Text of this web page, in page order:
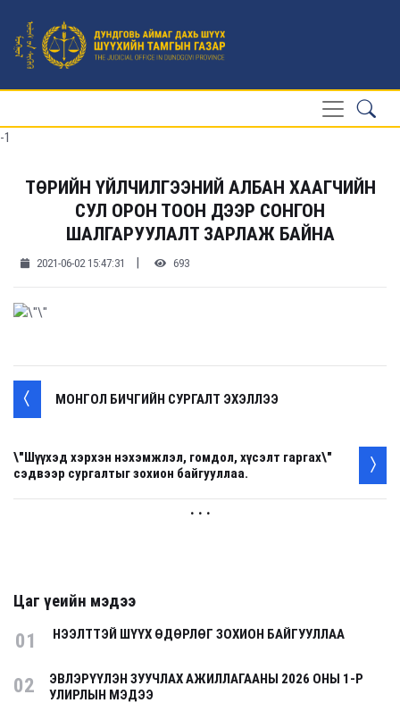
-1
ТӨРИЙН ҮЙЛЧИЛГЭЭНИЙ АЛБАН ХААГЧИЙН
СУЛ ОРОН ТООН ДЭЭР СОНГОН
ШАЛГАРУУЛАЛТ ЗАРЛАЖ БАЙНА
2021-06-02 15:47:31 | 693
МОНГОЛ БИЧГИЙН СУРГАЛТ ЭХЭЛЛЭЭ
\"Шүүхэд хэрхэн нэхэмжлэл, гомдол, хүсэлт гаргах\"
сэдвээр сургалтыг зохион байгууллаа.
. . .
Цаг үеийн мэдээ
01 НЭЭЛТТЭЙ ШҮҮХ ӨДӨРЛӨГ ЗОХИОН БАЙГУУЛЛАА
02
ЭВЛЭРҮҮЛЭН ЗУУЧЛАХ АЖИЛЛАГААНЫ 2026 ОНЫ 1-Р
УЛИРЛЫН МЭДЭЭ